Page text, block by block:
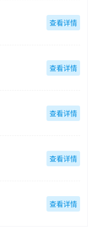
查看详情
查看详情
查看详情
查看详情
查看详情